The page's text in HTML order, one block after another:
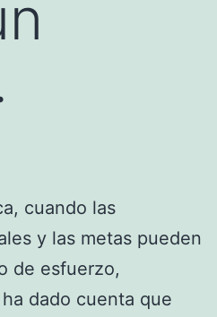
cuando las
y las metas pueden
de esfuerzo,
dado cuenta que